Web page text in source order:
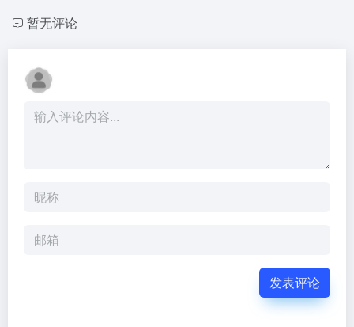
暂无评论
发表评论